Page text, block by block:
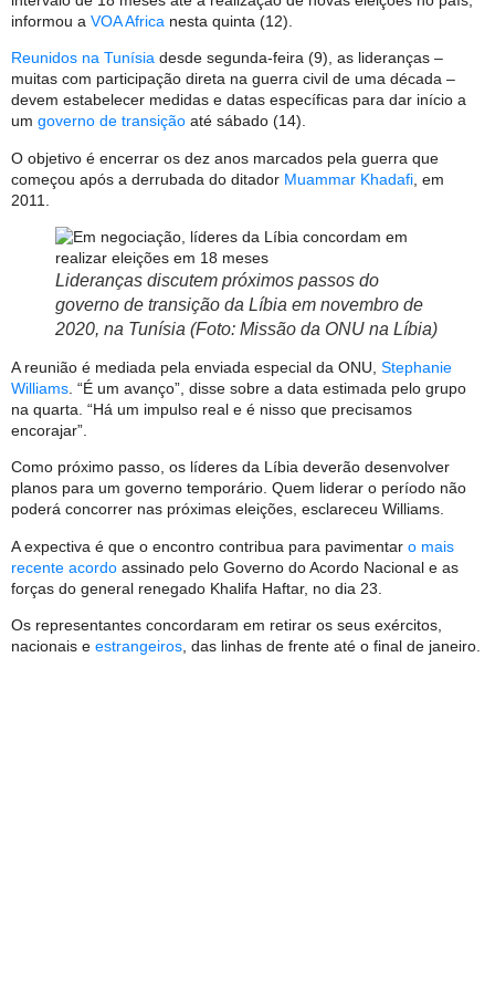
informou a VOA Africa nesta quinta (12).
Reunidos na Tunísia desde segunda-feira (9), as lideranças –
muitas com participação direta na guerra civil de uma década –
devem estabelecer medidas e datas específicas para dar início a
um governo de transição até sábado (14).
O objetivo é encerrar os dez anos marcados pela guerra que
começou após a derrubada do ditador Muammar Khadafi , em
2011.
Lideranças discutem próximos passos do
governo de transição da Líbia em novembro de
2020, na Tunísia (Foto: Missão da ONU na Líbia)
A reunião é mediada pela enviada especial da ONU, Stephanie
Williams . “É um avanço”, disse sobre a data estimada pelo grupo
na quarta. “Há um impulso real e é nisso que precisamos
encorajar”.
Como próximo passo, os líderes da Líbia deverão desenvolver
planos para um governo temporário. Quem liderar o período não
poderá concorrer nas próximas eleições, esclareceu Williams.
A expectiva é que o encontro contribua para pavimentar o mais
recente acordo assinado pelo Governo do Acordo Nacional e as
forças do general renegado Khalifa Haftar, no dia 23.
Os representantes concordaram em retirar os seus exércitos,
nacionais e estrangeiros, das linhas de frente até o final de janeiro.